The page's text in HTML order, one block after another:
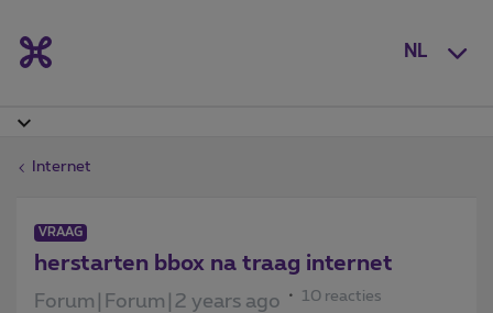
NL
Internet
VRAAG
herstarten bbox na traag internet
Forum|Forum|2 years ago 10 reacties